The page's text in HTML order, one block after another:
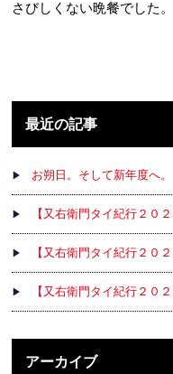
さびしくない晩餐でした。
最近の記事
お朔日。そして新年度へ。
【又右衛門タイ紀行２０
【又右衛門タイ紀行２０
【又右衛門タイ紀行２０
アーカイブ